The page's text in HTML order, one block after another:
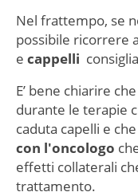
Nel frattempo, se
possibile ricorrere a
e cappelli
E’ bene chiarire
durante le terapie
caduta capelli e
con l'oncologo
effetti collaterali
trattamento.